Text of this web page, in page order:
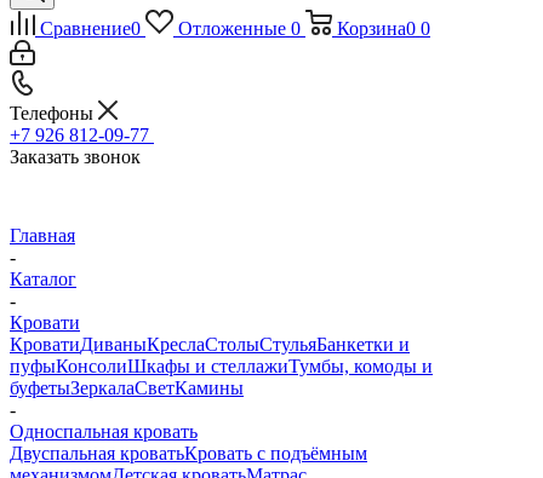
Сравнение0 Отложенные 0 Корзина0 0
Телефоны
+7 926 812-09-77
Заказать звонок
Главная
-
Каталог
-
Кровати
КроватиДиваныКреслаСтолыСтульяБанкетки и
пуфыКонсолиШкафы и стеллажиТумбы, комоды и
буфетыЗеркалаСветКамины
-
Односпальная кровать
Двуспальная кроватьКровать с подъёмным